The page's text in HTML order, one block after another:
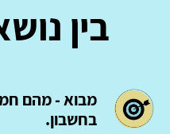
בין
מבוא - מהם
בחשבון.